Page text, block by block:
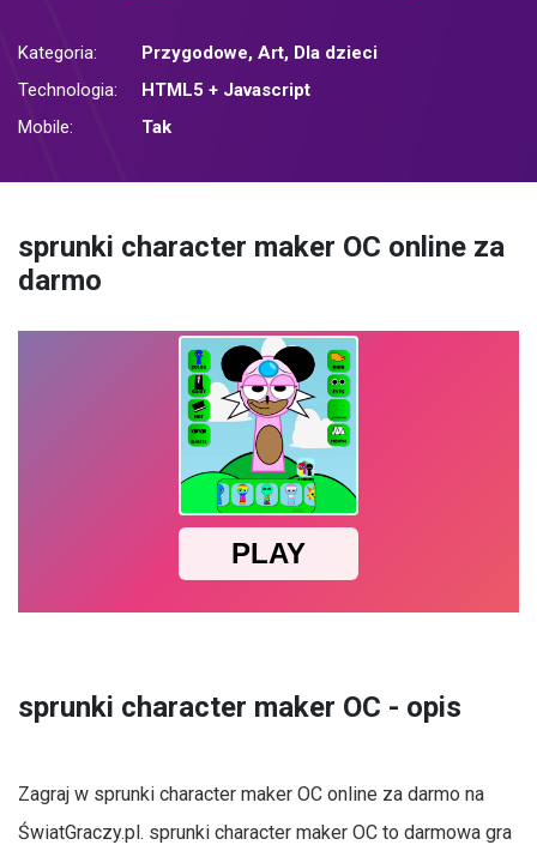
Kategoria: Przygodowe, Art, Dla dzieci
Technologia:
HTML5 + Javascript
Mobile:
Tak
sprunki character maker OC online za
darmo
sprunki character maker OC - opis
Zagraj w sprunki character maker OC online za darmo na
ŚwiatGraczy.pl. sprunki character maker OC to darmowa gra